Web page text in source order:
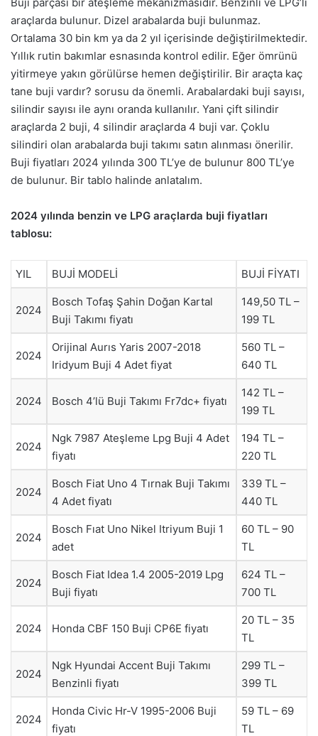
araçlarda bulunur. Dizel arabalarda buji bulunmaz.
Ortalama 30 bin km ya da 2 yıl içerisinde değiştirilmektedir.
Yıllık rutin bakımlar esnasında kontrol edilir. Eğer ömrünü
yitirmeye yakın görülürse hemen değiştirilir. Bir araçta kaç
tane buji vardır? sorusu da önemli. Arabalardaki buji sayısı,
silindir sayısı ile aynı oranda kullanılır. Yani çift silindir
araçlarda 2 buji, 4 silindir araçlarda 4 buji var. Çoklu
silindiri olan arabalarda buji takımı satın alınması önerilir.
Buji fiyatları 2024 yılında 300 TL’ye de bulunur 800 TL’ye
de bulunur. Bir tablo halinde anlatalım.
2024 yılında benzin ve LPG araçlarda buji fiyatları
tablosu:
YIL BUJİ MODELİ BUJİ FİYATI
2024
Bosch Tofaş Şahin Doğan Kartal
Buji Takımı fiyatı
149,50 TL –
199 TL
2024
Orijinal Aurıs Yaris 2007-2018
Iridyum Buji 4 Adet fiyat
560 TL –
640 TL
2024 Bosch 4’lü Buji Takımı Fr7dc+ fiyatı
142 TL –
199 TL
2024
Ngk 7987 Ateşleme Lpg Buji 4 Adet
fiyatı
194 TL –
220 TL
2024
Bosch Fiat Uno 4 Tırnak Buji Takımı
4 Adet fiyatı
339 TL –
440 TL
2024
Bosch Fıat Uno Nikel Itriyum Buji 1
adet
60 TL – 90
TL
2024
Bosch Fiat Idea 1.4 2005-2019 Lpg
Buji fiyatı
624 TL –
700 TL
2024 Honda CBF 150 Buji CP6E fiyatı
20 TL – 35
TL
2024
Ngk Hyundai Accent Buji Takımı
Benzinli fiyatı
299 TL –
399 TL
2024
Honda Civic Hr-V 1995-2006 Buji
fiyatı
59 TL – 69
TL